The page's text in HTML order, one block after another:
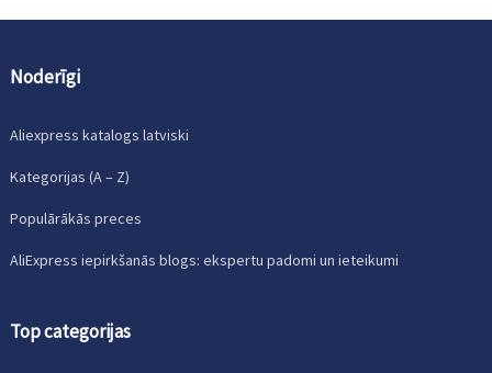
Noderīgi
Aliexpress katalogs latviski
Kategorijas (A – Z)
Populārākās preces
AliExpress iepirkšanās blogs: ekspertu padomi un ieteikumi
Top categorijas